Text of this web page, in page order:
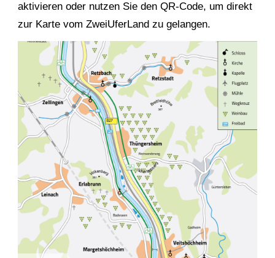
aktivieren oder nutzen Sie den QR-Code, um direkt
zur Karte vom ZweiUferLand zu gelangen.